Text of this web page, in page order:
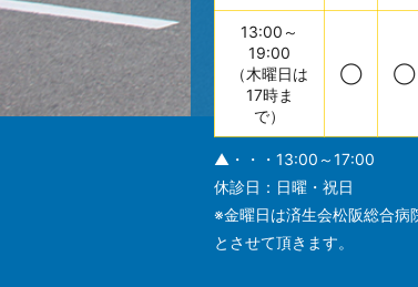
13:00～
19:00
（木曜日は
17時ま
で）
◯ ◯
▲・・・13:00～17:00
休診日：日曜・祝日
※金曜日は済生会松阪総合
とさせて頂きます。